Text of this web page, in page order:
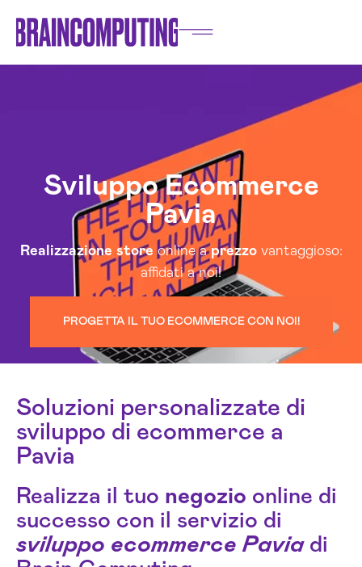
Sviluppo Ecommerce
Pavia
Realizzazione store online aprezzovantaggioso:
affidati a noi!
PROGETTA IL TUO ECOMMERCE CON NOI!
Soluzioni personalizzate di
sviluppo di ecommerce a
Pavia
Realizza il tuo negozio online di
successo con il servizio di
sviluppo ecommerce Paviadi